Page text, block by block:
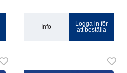
Info
Logga in för
att beställa